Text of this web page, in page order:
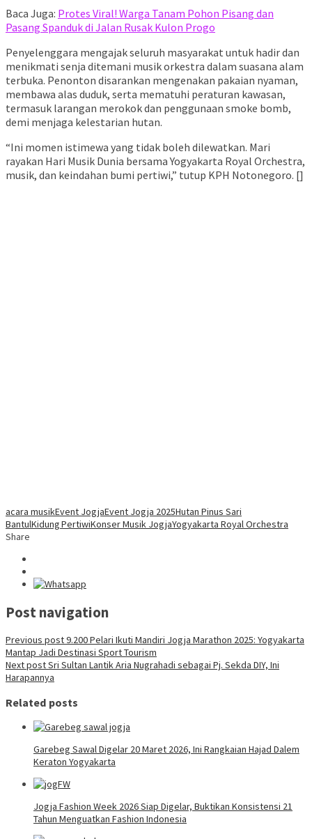
Baca Juga: Protes Viral! Warga Tanam Pohon Pisang dan
Pasang Spanduk di Jalan Rusak Kulon Progo
Penyelenggara mengajak seluruh masyarakat untuk hadir dan
menikmati senja ditemani musik orkestra dalam suasana alam
terbuka. Penonton disarankan mengenakan pakaian nyaman,
membawa alas duduk, serta mematuhi peraturan kawasan,
termasuk larangan merokok dan penggunaan smoke bomb,
demi menjaga kelestarian hutan.
“Ini momen istimewa yang tidak boleh dilewatkan. Mari
rayakan Hari Musik Dunia bersama Yogyakarta Royal Orchestra,
musik, dan keindahan bumi pertiwi,” tutup KPH Notonegoro. []
acara musikEvent JogjaEvent Jogja 2025Hutan Pinus Sari
BantulKidung PertiwiKonser Musik JogjaYogyakarta Royal Orchestra
Share
Post navigation
Previous post9.200 Pelari Ikuti Mandiri Jogja Marathon 2025: Yogyakarta
Mantap Jadi Destinasi Sport Tourism
Next postSri Sultan Lantik Aria Nugrahadi sebagai Pj. Sekda DIY, Ini
Harapannya
Related posts
Garebeg Sawal Digelar 20 Maret 2026, Ini Rangkaian Hajad Dalem
Keraton Yogyakarta
Jogja Fashion Week 2026 Siap Digelar, Buktikan Konsistensi 21
Tahun Menguatkan Fashion Indonesia